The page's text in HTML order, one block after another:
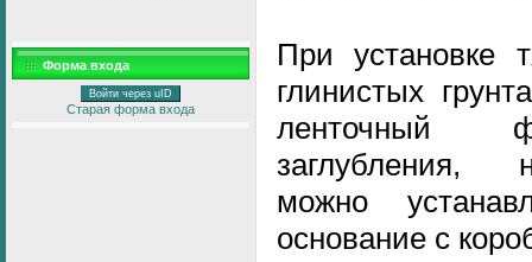
Форма входа
Войти через uID
Старая форма входа
При установке
глинистых
ленточный
заглубления,
можно
основание с